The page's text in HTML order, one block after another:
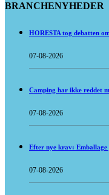
BRANCHENYHEDER
HORESTA tog debatten
07-08-2026
Camping har ikke reddet
07-08-2026
Efter nye krav:
07-08-2026